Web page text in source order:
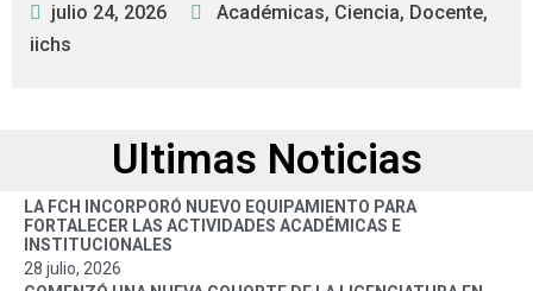
julio 24, 2026 Académicas, Ciencia, Docente,
iichs
Ultimas Noticias
LA FCH INCORPORÓ NUEVO EQUIPAMIENTO PARA
FORTALECER LAS ACTIVIDADES ACADÉMICAS E
INSTITUCIONALES
28 julio, 2026